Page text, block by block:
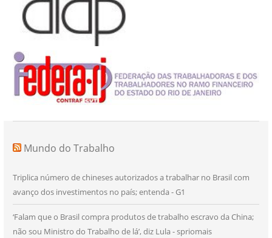
Mundo do Trabalho
Triplica número de chineses autorizados a trabalhar no Brasil com
avanço dos investimentos no país; entenda - G1
‘Falam que o Brasil compra produtos de trabalho escravo da China;
não sou Ministro do Trabalho de lá’, diz Lula - spriomais